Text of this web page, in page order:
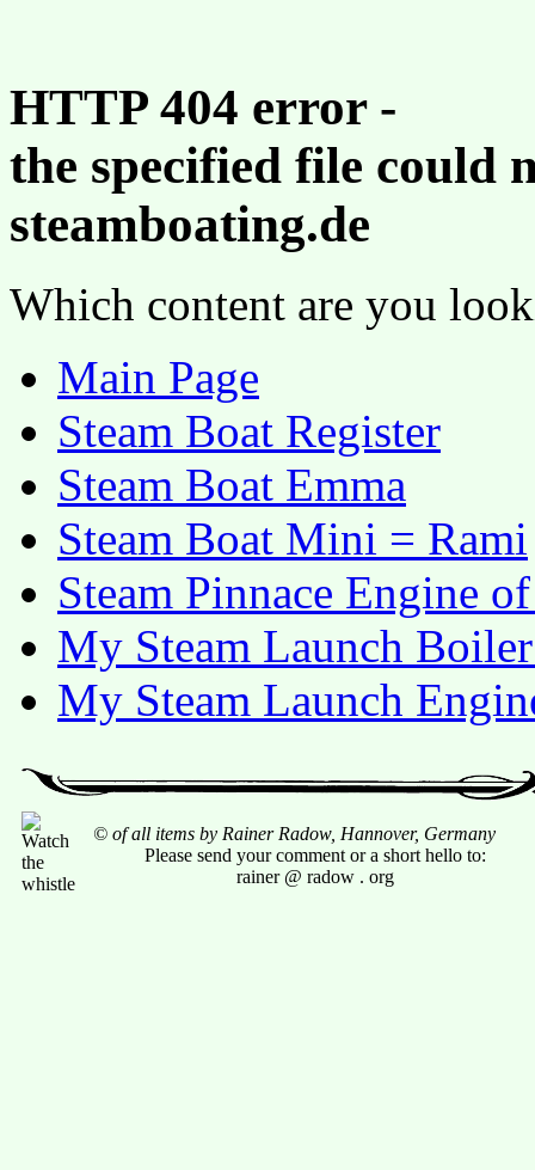
HTTP 404 error -
the specified file could
steamboating.de
Which content are you
Main Page
Steam Boat Register
Steam Boat Emma
Steam Boat Mini = Rami
Steam Pinnace Engine
My Steam Launch
My Steam Launch
© of all items by Rainer Radow, Hannover, Germany
Please send your comment or a short hello to:
rainer @ radow . org